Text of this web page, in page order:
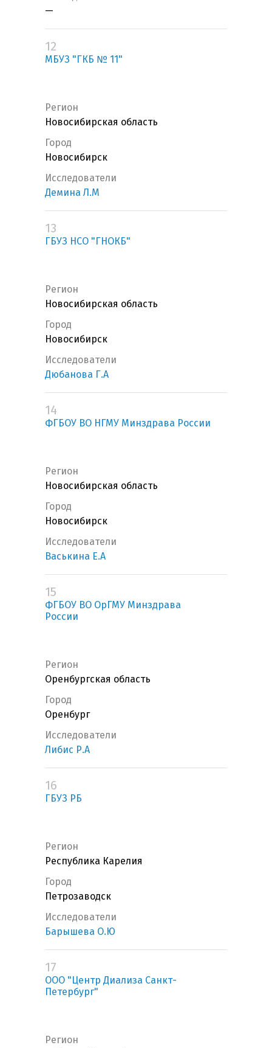
—
12
МБУЗ "ГКБ № 11"
Регион
Новосибирская область
Город
Новосибирск
Исследователи
Демина Л.М
13
ГБУЗ НСО "ГНОКБ"
Регион
Новосибирская область
Город
Новосибирск
Исследователи
Дюбанова Г.А
14
ФГБОУ ВО НГМУ Минздрава России
Регион
Новосибирская область
Город
Новосибирск
Исследователи
Васькина Е.А
15
ФГБОУ ВО ОрГМУ Минздрава
России
Регион
Оренбургская область
Город
Оренбург
Исследователи
Либис Р.А
16
ГБУЗ РБ
Регион
Республика Карелия
Город
Петрозаводск
Исследователи
Барышева О.Ю
17
ООО "Центр Диализа Санкт-
Петербург"
Регион